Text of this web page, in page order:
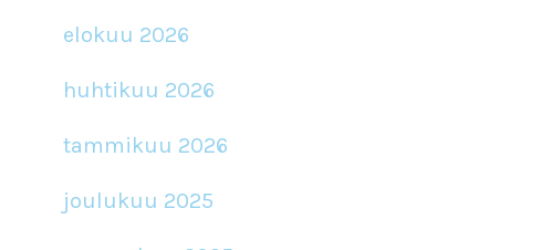
elokuu 2026
huhtikuu 2026
tammikuu 2026
joulukuu 2025